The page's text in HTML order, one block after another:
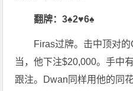
翻牌：3♠2♥6♠
Firas过牌。击中顶对
当，他下注$20,000。手中
跟注。Dwan同样用他的同